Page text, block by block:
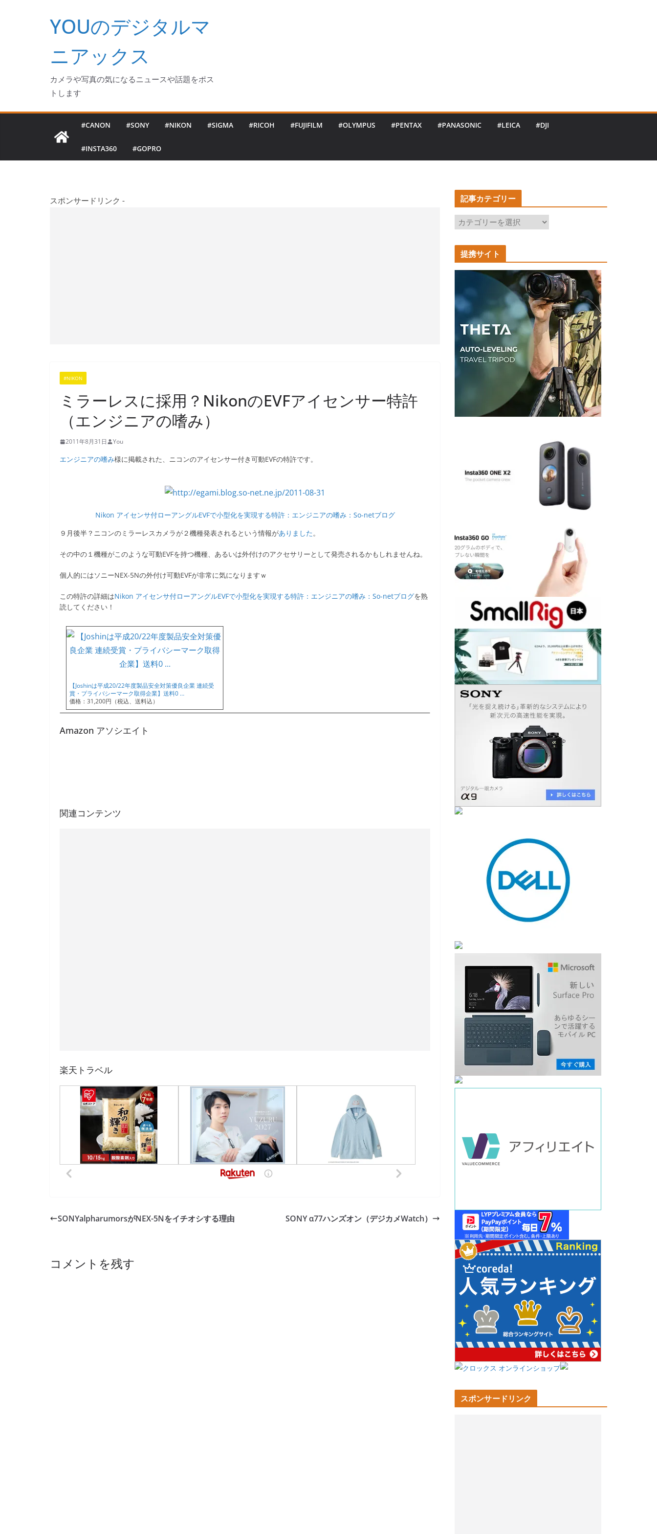
ッ
YOUのデジタルマ
ニアックス
カメラや写真の気になるニュースや話題をポス
トします
#CANON #SONY #NIKON #SIGMA #RICOH #FUJIFILM #OLYMPUS #PENTAX #PANASONIC #LEICA #DJI
#INSTA360 #GOPRO
スポンサードリンク -
#NIKON
ミラーレスに採用？NikonのEVFアイセンサー特許
（エンジニアの嗜み）
2011年8月31日 You
エンジニアの嗜み様に掲載された、ニコンのアイセンサー付き可動EVFの特許です。
Nikon アイセンサ付ローアングルEVFで小型化を実現する特許：エンジニアの嗜み：So-netブログ
９月後半？ニコンのミラーレスカメラが２機種発表されるという情報がありました。
その中の１機種がこのような可動EVFを持つ機種、あるいは外付けのアクセサリーとして発売されるかもしれませんね。
個人的にはソニーNEX-5Nの外付け可動EVFが非常に気になりますｗ
この特許の詳細はNikon アイセンサ付ローアングルEVFで小型化を実現する特許：エンジニアの嗜み：So-netブログを熟
読してください！
【Joshinは平成20/22年度製品安全対策優良企業 連続受
賞・プライバシーマーク取得企業】送料0 …
価格：31,200円（税込、送料込）
Amazon アソシエイト
関連コンテンツ
楽天トラベル
SONYalpharumorsがNEX-5Nをイチオシする理由 SONY α77ハンズオン（デジカメWatch）
コメントを残す
記事カテゴリー
記
事
カ
テ
ゴ
ー
提携サイト
スポンサードリンク